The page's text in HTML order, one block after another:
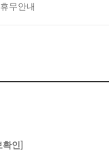
무안내
인]